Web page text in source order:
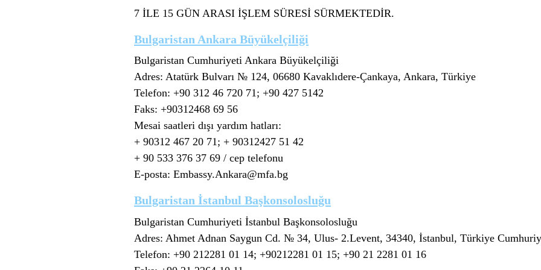
7 İLE 15 GÜN ARASI İŞLEM SÜRESİ SÜRMEKTEDİR.
Bulgaristan Ankara Büyükelçiliği
Bulgaristan Cumhuriyeti Ankara Büyükelçiliği
Adres: Atatürk Bulvarı № 124, 06680 Kavaklıdere-Çankaya, Ankara, Türkiye
Telefon: +90 312 46 720 71; +90 427 5142
Faks: +90312468 69 56
Mesai saatleri dışı yardım hatları:
+ 90312 467 20 71; + 90312427 51 42
+ 90 533 376 37 69 / cep telefonu
E-posta: Embassy.Ankara@mfa.bg
Bulgaristan İstanbul Başkonsolosluğu
Bulgaristan Cumhuriyeti İstanbul Başkonsolosluğu
Adres: Ahmet Adnan Saygun Cd. № 34, Ulus- 2.Levent, 34340, İstanbul, Türkiye
Telefon: +90 212281 01 14; +90212281 01 15; +90 21 2281 01 16